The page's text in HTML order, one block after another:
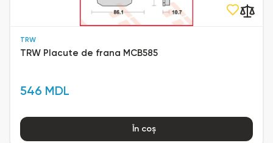
TRW
TRW Placute de frana MCB585
546 MDL
În coș